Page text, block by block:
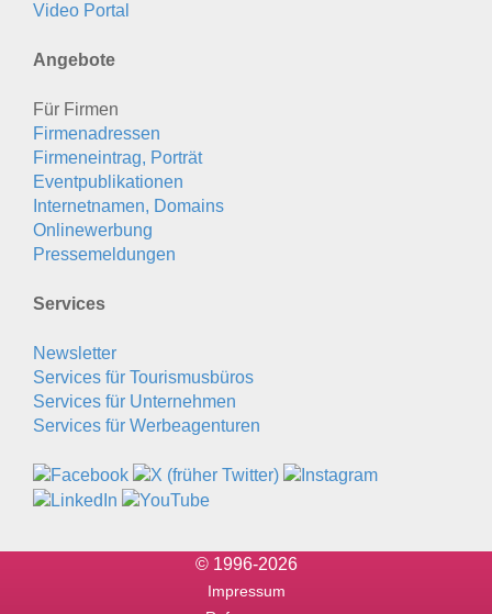
Video Portal
Angebote
Für Firmen
Firmenadressen
Firmeneintrag, Porträt
Eventpublikationen
Internetnamen, Domains
Onlinewerbung
Pressemeldungen
Services
Newsletter
Services für Tourismusbüros
Services für Unternehmen
Services für Werbeagenturen
© 1996-2026
Impressum